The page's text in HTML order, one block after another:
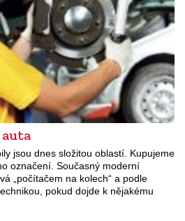
jsou dnes složitou oblastí. Kupujeme
označení. Současný moderní
„počítačem na kolech“ a podle
pokud dojde k nějakému